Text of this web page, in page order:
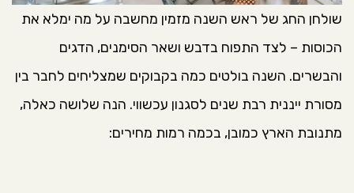
שולחן החג של ראש השנה מזמין מחשבה על מה ימלא את
הכוסות – לצד התפוח בדבש ושאר הסימנים, הדגים
והבשרים. השנה בולטים כמה בקבוקים שמצליחים לחבר בין
מסורת ייננית רבת שנים לסגנון עכשווי. הנה שלושה כאלה,
מתנובת הארץ כמובן, בכמה רמות מחירים: